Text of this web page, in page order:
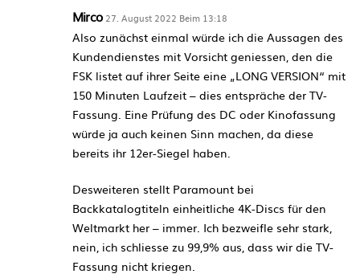
Mirco 27. August 2022 Beim 13:18
Also zunächst einmal würde ich die Aussagen des
Kundendienstes mit Vorsicht geniessen, den die
FSK listet auf ihrer Seite eine „LONG VERSION“ mit
150 Minuten Laufzeit – dies entspräche der TV-
Fassung. Eine Prüfung des DC oder Kinofassung
würde ja auch keinen Sinn machen, da diese
bereits ihr 12er-Siegel haben.
Desweiteren stellt Paramount bei
Backkatalogtiteln einheitliche 4K-Discs für den
Weltmarkt her – immer. Ich bezweifle sehr stark,
nein, ich schliesse zu 99,9% aus, dass wir die TV-
Fassung nicht kriegen.